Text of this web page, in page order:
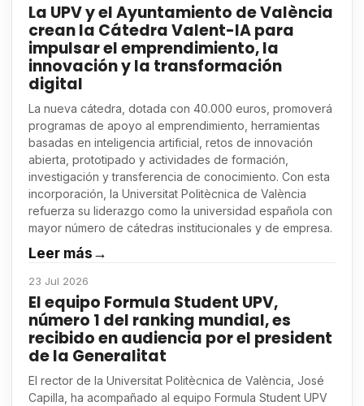
La UPV y el Ayuntamiento de València
crean la Cátedra Valent-IA para
impulsar el emprendimiento, la
innovación y la transformación
digital
La nueva cátedra, dotada con 40.000 euros, promoverá
programas de apoyo al emprendimiento, herramientas
basadas en inteligencia artificial, retos de innovación
abierta, prototipado y actividades de formación,
investigación y transferencia de conocimiento. Con esta
incorporación, la Universitat Politècnica de València
refuerza su liderazgo como la universidad española con
mayor número de cátedras institucionales y de empresa.
Leer más→
23 Jul 2026
El equipo Formula Student UPV,
número 1 del ranking mundial, es
recibido en audiencia por el president
de la Generalitat
El rector de la Universitat Politècnica de València, José
Capilla, ha acompañado al equipo Formula Student UPV